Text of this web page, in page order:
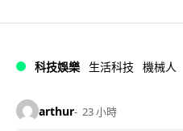
科技娛樂 生活科技 機械人
arthur 23 小時